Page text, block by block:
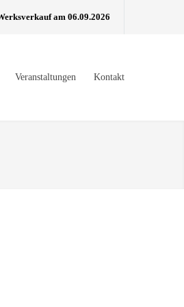
am 06.09.2026
Veranstaltungen Kontakt